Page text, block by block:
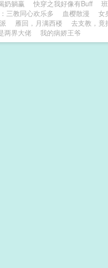
奶躺赢
快穿之我好像有Buff
三教同心欢乐多 血樱散漫 女
雁回，月满西楼 去支教，竟
两界大佬
我的病娇王爷